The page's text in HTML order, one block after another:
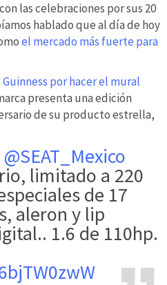
las celebraciones por sus 20
hablado que al día de hoy
el mercado más fuerte para
por hacer el mural
presenta una edición
de su producto estrella,
@SEAT_Mexico
limitado a 220
de 17
aleron y lip
1.6 de 110hp.